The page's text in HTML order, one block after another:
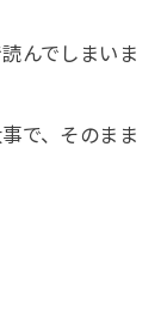
んでしまいま
で、そのまま